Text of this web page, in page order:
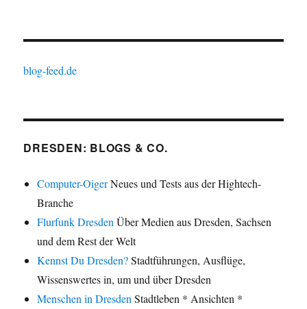
blog-feed.de
DRESDEN: BLOGS & CO.
Computer-OigerNeues und Tests aus der Hightech-
Branche
Flurfunk Dresden Über Medien aus Dresden, Sachsen
und dem Rest der Welt
Kennst Du Dresden?Stadtführungen, Ausflüge,
Wissenswertes in, um und über Dresden
Menschen in Dresden Stadtleben * Ansichten *